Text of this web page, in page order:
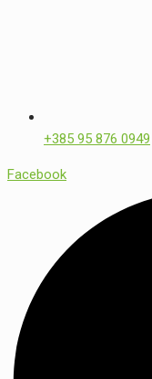
+385 95 876 0949
Facebook